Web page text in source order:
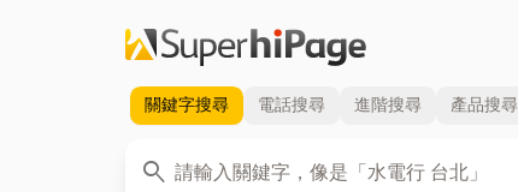
關鍵字搜尋 電話搜尋 進階搜尋 產品搜尋
search
關鍵字